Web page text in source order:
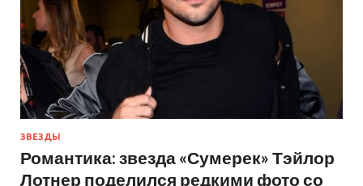
ЗВЕЗДЫ
Романтика: звезда «Сумерек» Тэйлор
Лотнер поделился редкими фото со